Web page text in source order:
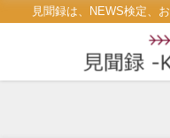
見聞録は、NEWS検定、